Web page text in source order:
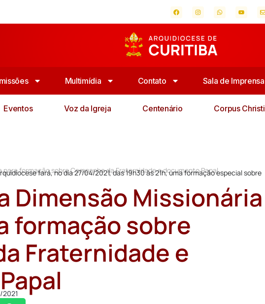
Multimídia Contato Sala de Imprensa
Eventos Voz da Igreja Centenário Corpus Christi
para formação sobre Campanha da Fraternidade e documento Papal
fará, no dia 27/04/2021, das 19h30 às 21h, uma formação especial sobre
Dimensão Missionária
formação sobre
Fraternidade e